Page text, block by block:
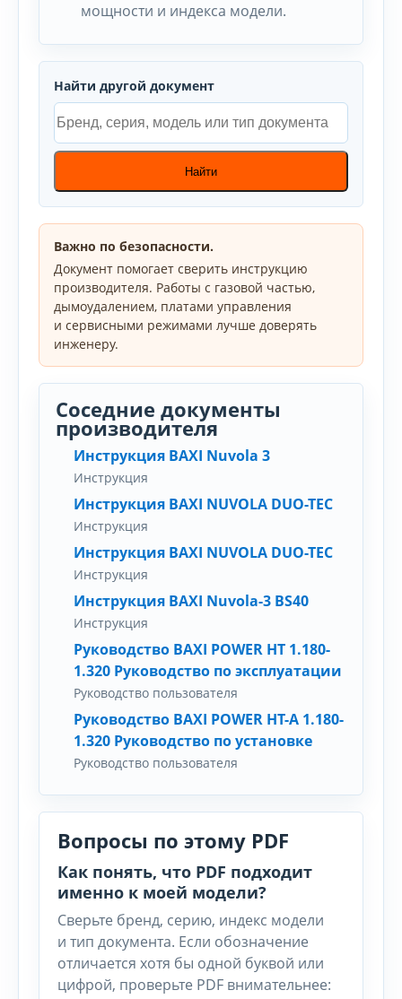
мощности и индекса модели.
Найти другой документ
Найти
Важно по безопасности.
Документ помогает сверить инструкцию
производителя. Работы с газовой частью,
дымоудалением, платами управления
и сервисными режимами лучше доверять
инженеру.
Соседние документы
производителя
Инструкция BAXI Nuvola 3
Инструкция
Инструкция BAXI NUVOLA DUO-TEC
Инструкция
Инструкция BAXI NUVOLA DUO-TEC
Инструкция
Инструкция BAXI Nuvola-3 BS40
Инструкция
Руководство BAXI POWER HT 1.180-
1.320 Руководство по эксплуатации
Руководство пользователя
Руководство BAXI POWER HT-A 1.180-
1.320 Руководство по установке
Руководство пользователя
Вопросы по этому PDF
Как понять, что PDF подходит
именно к моей модели?
Сверьте бренд, серию, индекс модели
и тип документа. Если обозначение
отличается хотя бы одной буквой или
цифрой, проверьте PDF внимательнее: